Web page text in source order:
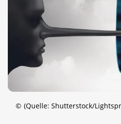
© (Quelle: Shutterstock/